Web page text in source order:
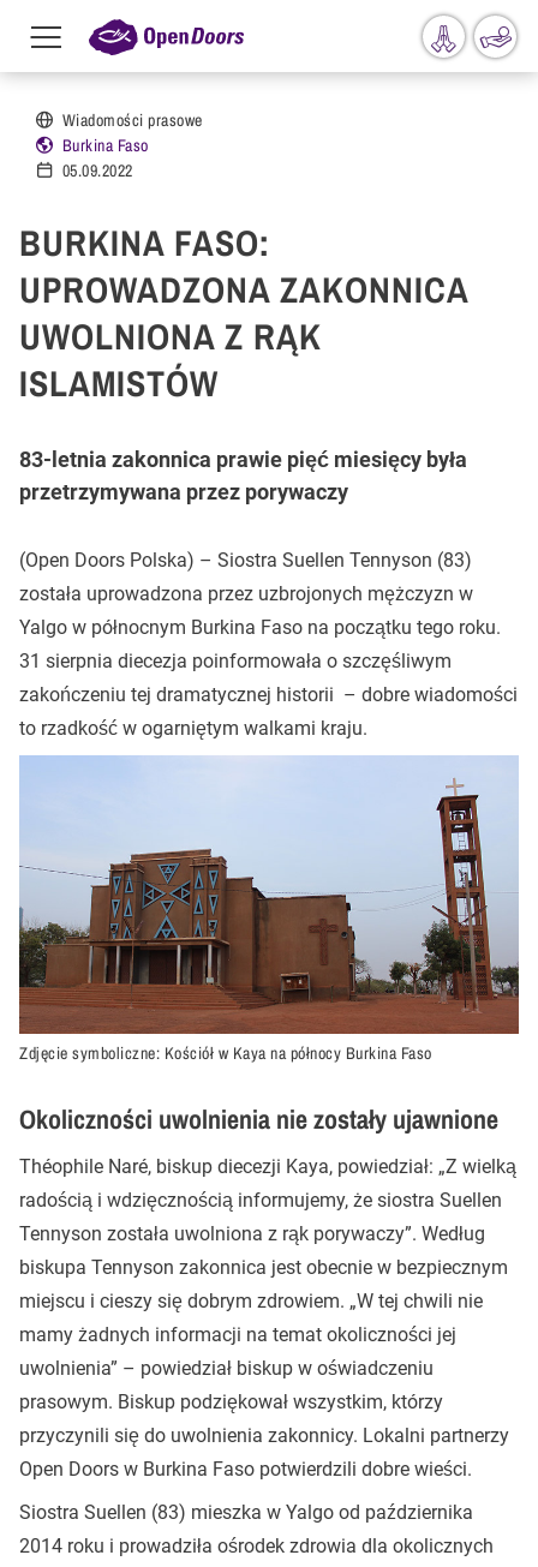
Przejdź do treści
Menu
toggle
Wiadomości prasowe
Burkina Faso
05.09.2022
BURKINA FASO:
UPROWADZONA ZAKONNICA
UWOLNIONA Z RĄK
ISLAMISTÓW
83-letnia zakonnica prawie pięć miesięcy była
przetrzymywana przez porywaczy
(Open Doors Polska) – Siostra Suellen Tennyson (83)
została uprowadzona przez uzbrojonych mężczyzn w
Yalgo w północnym Burkina Faso na początku tego roku.
31 sierpnia diecezja poinformowała o szczęśliwym
zakończeniu tej dramatycznej historii – dobre wiadomości
to rzadkość w ogarniętym walkami kraju.
Zdjęcie symboliczne: Kościół w Kaya na północy Burkina Faso
Okoliczności uwolnienia nie zostały ujawnione
Théophile Naré, biskup diecezji Kaya, powiedział: „Z wielką
radością i wdzięcznością informujemy, że siostra Suellen
Tennyson została uwolniona z rąk porywaczy”. Według
biskupa Tennyson zakonnica jest obecnie w bezpiecznym
miejscu i cieszy się dobrym zdrowiem. „W tej chwili nie
mamy żadnych informacji na temat okoliczności jej
uwolnienia” – powiedział biskup w oświadczeniu
prasowym. Biskup podziękował wszystkim, którzy
przyczynili się do uwolnienia zakonnicy. Lokalni partnerzy
Open Doors w Burkina Faso potwierdzili dobre wieści.
Siostra Suellen (83) mieszka w Yalgo od października
2014 roku i prowadziła ośrodek zdrowia dla okolicznych